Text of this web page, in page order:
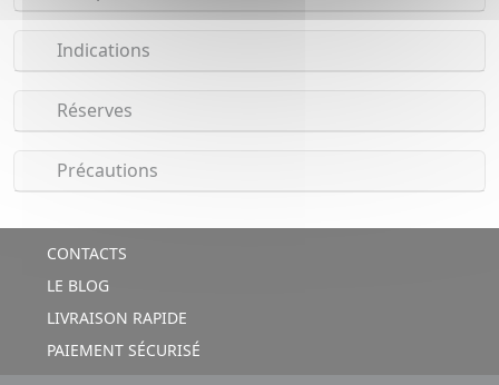
Indications
Réserves
Précautions
CONTACTS
LE BLOG
LIVRAISON RAPIDE
PAIEMENT SÉCURISÉ